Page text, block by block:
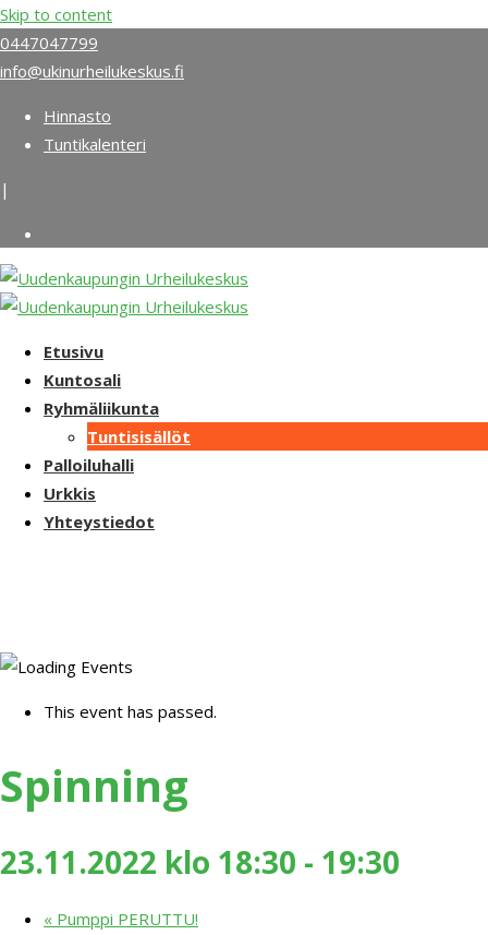
Skip to content
0447047799
info@ukinurheilukeskus.fi
Hinnasto
Tuntikalenteri
|
Etusivu
Kuntosali
Ryhmäliikunta
Tuntisisällöt
Palloiluhalli
Urkkis
Yhteystiedot
This event has passed.
Spinning
23.11.2022 klo 18:30 - 19:30
« Pumppi PERUTTU!